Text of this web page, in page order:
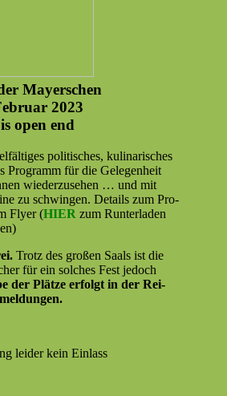
Mayerschen
2023
open end
poli­tis­ches, kuli­nar­isches
Pro­gramm für die Gele­gen­heit
wiederzuse­hen … und mit
zu schwin­gen. Details zum Pro­
Fly­er (HIER zum Run­ter­laden
Trotz des großen Saals ist die
für ein solch­es Fest jedoch
der Plätze erfol­gt in der Rei­
lei­der kein Einlass